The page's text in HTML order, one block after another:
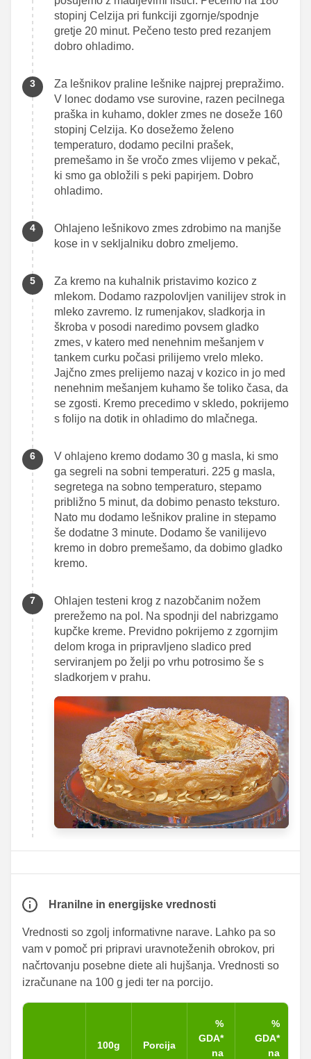
stopinj Celzija pri funkciji zgornje/spodnje
gretje 20 minut. Pečeno testo pred rezanjem
dobro ohladimo.
Za lešnikov praline lešnike najprej prepražimo.
V lonec dodamo vse surovine, razen pecilnega
praška in kuhamo, dokler zmes ne doseže 160
stopinj Celzija. Ko dosežemo želeno
temperaturo, dodamo pecilni prašek,
premešamo in še vročo zmes vlijemo v pekač,
ki smo ga obložili s peki papirjem. Dobro
ohladimo.
Ohlajeno lešnikovo zmes zdrobimo na manjše
kose in v sekljalniku dobro zmeljemo.
Za kremo na kuhalnik pristavimo kozico z
mlekom. Dodamo razpolovljen vanilijev strok in
mleko zavremo. Iz rumenjakov, sladkorja in
škroba v posodi naredimo povsem gladko
zmes, v katero med nenehnim mešanjem v
tankem curku počasi prilijemo vrelo mleko.
Jajčno zmes prelijemo nazaj v kozico in jo med
nenehnim mešanjem kuhamo še toliko časa, da
se zgosti. Kremo precedimo v skledo, pokrijemo
s folijo na dotik in ohladimo do mlačnega.
V ohlajeno kremo dodamo 30 g masla, ki smo
ga segreli na sobni temperaturi. 225 g masla,
segretega na sobno temperaturo, stepamo
približno 5 minut, da dobimo penasto teksturo.
Nato mu dodamo lešnikov praline in stepamo
še dodatne 3 minute. Dodamo še vanilijevo
kremo in dobro premešamo, da dobimo gladko
kremo.
Ohlajen testeni krog z nazobčanim nožem
prerežemo na pol. Na spodnji del nabrizgamo
kupčke kreme. Previdno pokrijemo z zgornjim
delom kroga in pripravljeno sladico pred
serviranjem po želji po vrhu potrosimo še s
sladkorjem v prahu.
Hranilne in energijske vrednosti
Vrednosti so zgolj informativne narave. Lahko pa so
vam v pomoč pri pripravi uravnoteženih obrokov, pri
načrtovanju posebne diete ali hujšanja. Vrednosti so
izračunane na 100 g jedi ter na porcijo.
100g Porcija
%
GDA*
na
%
GDA*
na